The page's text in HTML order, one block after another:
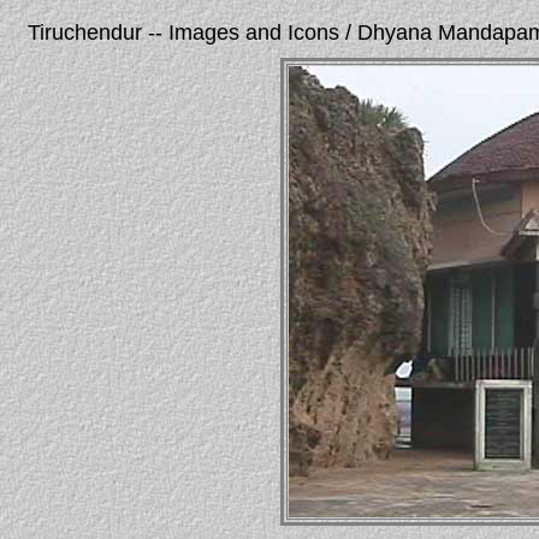
Tiruchendur -- Images and Icons / Dhyana